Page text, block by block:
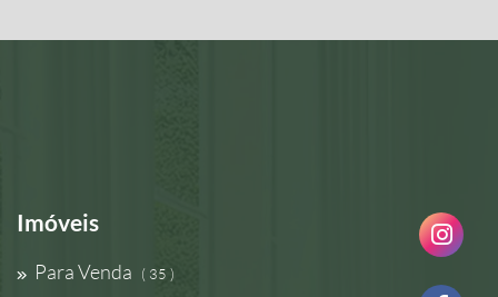
Imóveis
Para Venda ( 35 )